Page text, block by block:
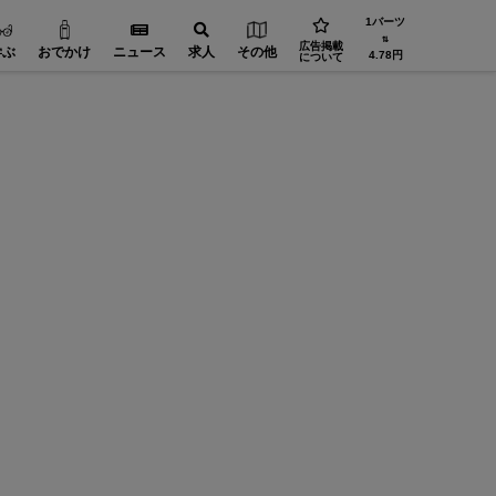
おでかけ ニュース 求人 その他
広告掲載
について
1バーツ
⇅
4.78円